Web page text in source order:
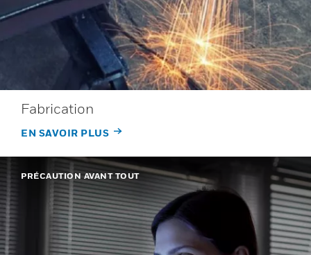
Fabrication
EN SAVOIR PLUS
PRÉCAUTION AVANT TOUT